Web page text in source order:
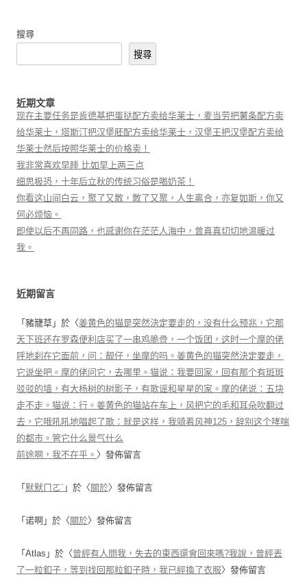
搜尋
搜尋
近期文章
现在主要任务是肯德基把蛋挞配方卖给华莱士，麦当劳把薯条配方卖
给华莱士，塔斯汀把汉堡胚配方卖给华莱士，汉堡王把汉堡配方卖给
华莱士然后按照华莱士的价格卖！
我非常喜欢早睡 比如早上两三点
细思极恐，十年后立秋的传统习俗是喝奶茶！
你看这山间白云，聚了又散，散了又聚，人生离合，亦复如斯，你又
何必烦恼。
即使以后不再同路，也感谢你在茫茫人海中，曾真真切切地温暖过
我。
近期留言
「 豬籠草 」於〈姜黄色的猫是突然決定要走的，没有什么预兆，它那
天下班还在罗森便利店买了一串鸡脆骨，一个饭团，这时一个摩的佬
呼地刹在它面前，问：靓仔，坐摩的吗。姜黄色的猫突然決定要走，
它说坐吧。摩的佬问它，去哪里。猫说：我要回家，回有那个有斑斑
驳驳的墙，有大杨树的树影子，有歌谣和星星的家。摩的佬说：五块
走不走。猫说：行。姜黄色的猫站在车上，风把它的毛和耳朵吹翻过
去，它哦吼吼地唱起了歌：就是这样，我骑着风神125，辞别这个哮喘
的都市。管它什么景气什么
前途啊，我不在乎。 〉發佈留言
「 默默ㄇㄛˋ 」於〈 關於〉發佈留言
「 诺啊 」於〈 關於〉發佈留言
「 Atlas 」於〈曾經有人問我，失去的東西還會回來嗎?我說，曾經丟
了一粒釦子，等到找回那粒釦子時，我已經換了衣服〉發佈留言